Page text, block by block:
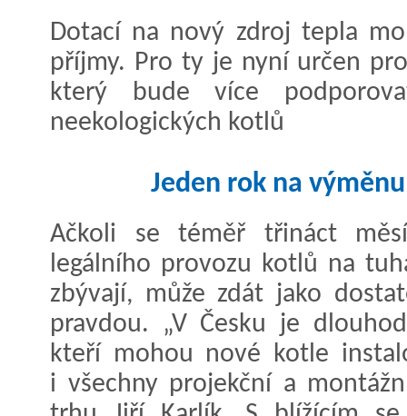
Dotací na nový zdroj tepla
příjmy. Pro ty je nyní určen
který bude více
neekologických kotlů
Jeden rok na
Ačkoli se téměř třináct
legálního provozu kotlů na
zbývají, může zdát jako
pravdou. „V Česku je
kteří mohou nové kotle
i všechny projekční a